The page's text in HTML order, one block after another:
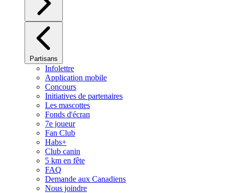
Partisans
Infolettre
Application mobile
Concours
Initiatives de partenaires
Les mascottes
Fonds d'écran
7e joueur
Fan Club
Habs+
Club canin
5 km en fête
FAQ
Demande aux Canadiens
Nous joindre